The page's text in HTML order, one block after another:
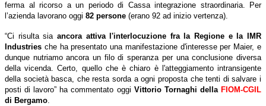
ferma al ricorso a un periodo di Cassa integrazione straordinaria. Per
l’azienda lavorano oggi 82 persone (erano 92 ad inizio vertenza).
“Ci risulta sia ancora attiva l'interlocuzione fra la Regione e la IMR
Industries che ha presentato una manifestazione d'interesse per Maier, e
dunque nutriamo ancora un filo di speranza per una conclusione diversa
della vicenda. Certo, quello che è chiaro è l'atteggiamento intransigente
della società basca, che resta sorda a ogni proposta che tenti di salvare i
posti di lavoro” ha commentato oggi Vittorio Tornaghi dellaFIOM-CGIL
di Bergamo.